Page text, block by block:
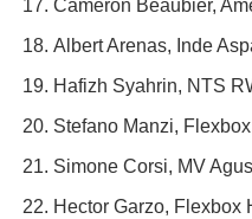
Cameron Beaubier,
Albert Arenas, Inde
Hafizh Syahrin, NTS
Stefano Manzi,
Simone Corsi, MV
Hector Garzo, Flexbox